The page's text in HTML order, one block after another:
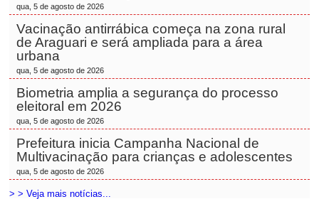
qua, 5 de agosto de 2026
Vacinação antirrábica começa na zona rural
de Araguari e será ampliada para a área
urbana
qua, 5 de agosto de 2026
Biometria amplia a segurança do processo
eleitoral em 2026
qua, 5 de agosto de 2026
Prefeitura inicia Campanha Nacional de
Multivacinação para crianças e adolescentes
qua, 5 de agosto de 2026
> > Veja mais notícias...